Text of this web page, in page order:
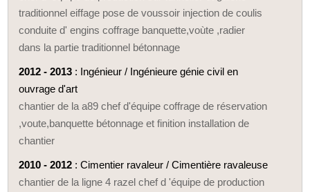
traditionnel eiffage pose de voussoir injection de coulis
conduite d' engins coffrage banquette,voùte ,radier
dans la partie traditionnel bétonnage
2012 - 2013 : Ingénieur / Ingénieure génie civil en
ouvrage d'art
chantier de la a89 chef d'équipe coffrage de réservation
,voute,banquette bétonnage et finition installation de
chantier
2010 - 2012 : Cimentier ravaleur / Cimentière ravaleuse
chantier de la ligne 4 razel chef d 'équipe de production